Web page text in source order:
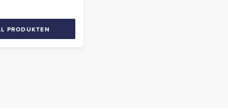
PRODUKTEN